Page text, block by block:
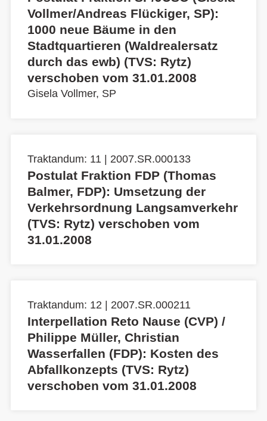
Vollmer/Andreas Flückiger, SP):
1000 neue Bäume in den
Stadtquartieren (Waldrealersatz
durch das ewb) (TVS: Rytz)
verschoben vom 31.01.2008
Gisela Vollmer, SP
Traktandum: 11 | 2007.SR.000133
Postulat Fraktion FDP (Thomas
Balmer, FDP): Umsetzung der
Verkehrsordnung Langsamverkehr
(TVS: Rytz) verschoben vom
31.01.2008
Traktandum: 12 | 2007.SR.000211
Interpellation Reto Nause (CVP) /
Philippe Müller, Christian
Wasserfallen (FDP): Kosten des
Abfallkonzepts (TVS: Rytz)
verschoben vom 31.01.2008